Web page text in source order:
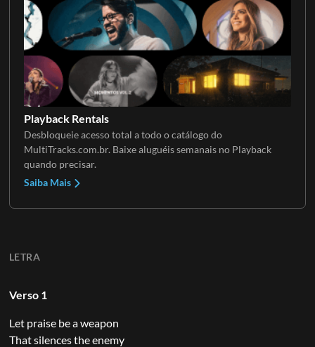
Playback Rentals
Desbloqueie acesso total a todo o catálogo do
MultiTracks.com.br. Baixe aluguéis semanais no Playback
quando precisar.
Saiba Mais
LETRA
Verso 1
Let praise be a weapon
That silences the enemy